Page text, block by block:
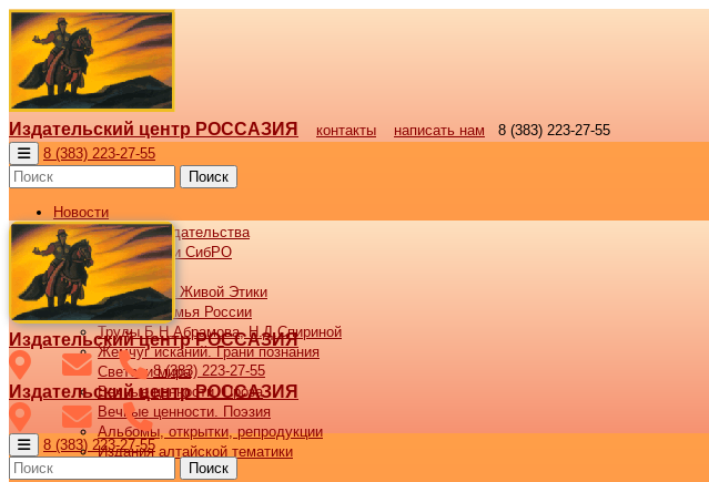
Издательский центр РОССАЗИЯ контакты написать нам
8 (383) 223-27-55
8 (383) 223-27-55
Поиск
Новости
Новости издательства
Все новости СибРО
Наши книги
Библиотека Живой Этики
Великая семья России
Труды Б.Н.Абрамова, Н.Д.Спириной
Жемчуг исканий. Грани познания
Светочи мира
Вечные ценности. Проза
Вечные ценности. Поэзия
Альбомы, открытки, репродукции
Издания алтайской тематики
Издательский центр РОССАЗИЯ
8 (383) 223-27-55
Издательский центр РОССАЗИЯ
8 (383) 223-27-55
Поиск